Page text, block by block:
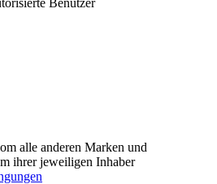
alle anderen Marken und
ihrer jeweiligen Inhaber